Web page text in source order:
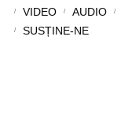
VIDEO
AUDIO
SUSȚINE-NE